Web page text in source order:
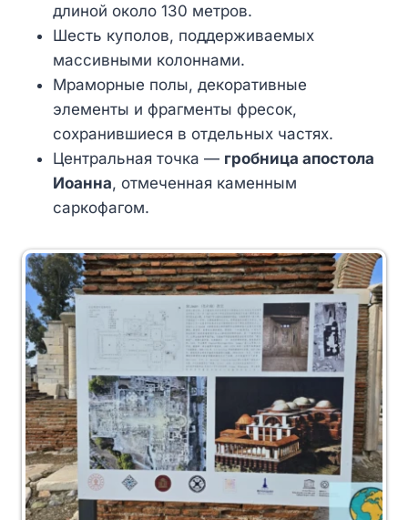
длиной около 130 метров.
Шесть куполов, поддерживаемых
массивными колоннами.
Мраморные полы, декоративные
элементы и фрагменты фресок,
сохранившиеся в отдельных частях.
Центральная точка — гробница апостола
Иоанна, отмеченная каменным
саркофагом.